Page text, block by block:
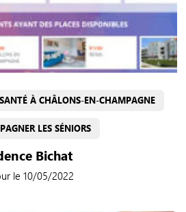
À CHÂLONS-EN-CHAMPAGNE
LES SÉNIORS
Bichat
le 10/05/2022